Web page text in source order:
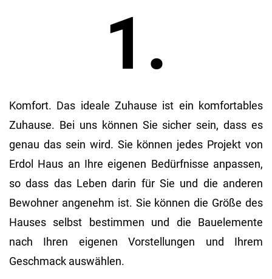
1.
Komfort. Das ideale Zuhause ist ein komfortables
Zuhause. Bei uns können Sie sicher sein, dass es
genau das sein wird. Sie können jedes Projekt von
Erdol Haus an Ihre eigenen Bedürfnisse anpassen,
so dass das Leben darin für Sie und die anderen
Bewohner angenehm ist. Sie können die Größe des
Hauses selbst bestimmen und die Bauelemente
nach Ihren eigenen Vorstellungen und Ihrem
Geschmack auswählen.